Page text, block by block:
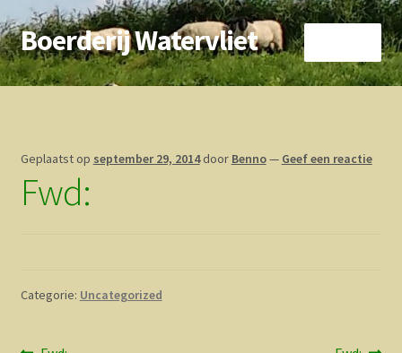
Ga
door
naar
Ga
direct
naar
Boerderij Watervliet
Home
Biokoe
Geplaatst op september 29, 2014 door Benno— Geef een reactie
Fwd:
Categorie: Uncategorized